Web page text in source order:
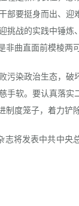
部要挺身而出、
挑战的实践中锤
曲直面前模棱两
染政治生态，破
手软。要认真落
度笼子，着力铲
发表中共中央